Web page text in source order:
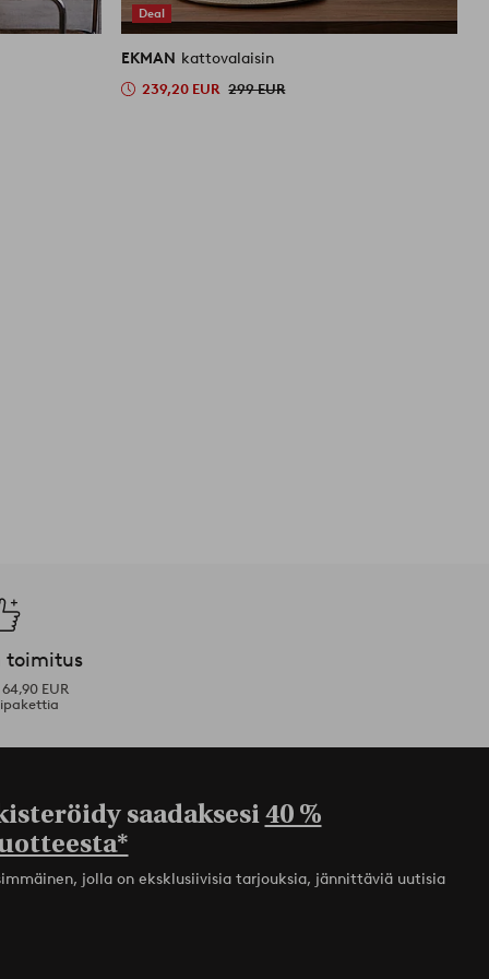
Deal
EKMAN kattovalaisin
239,20 EUR 299 EUR
toimitus
EUR
saadaksesi40 %
jolla on eksklusiivisia tarjouksia, jännittäviä uutisia